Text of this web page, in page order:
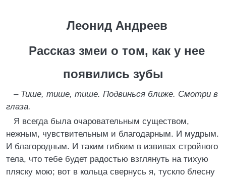
Леонид Андреев
Рассказ змеи о том, как у нее
появились зубы
– Тише, тише, тише. Подвинься ближе. Смотри в
глаза.
Я всегда была очаровательным существом,
нежным, чувствительным и благодарным. И мудрым.
И благородным. И таким гибким в извивах стройного
тела, что тебе будет радостью взглянуть на тихую
пляску мою; вот в кольца свернусь я, тускло блесну